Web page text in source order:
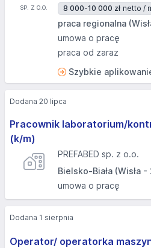
8 000-10 000 zł netto /
praca regionalna
umowa o pracę
praca od zaraz
Szybkie
Pracownik laboratorium/
(k/m)
PREFABED sp. z o.o.
Bielsko-Biała (Wisła -
umowa o pracę
Dodana 20 lipca
Operator/ operatorka
Dodana 1 sierpnia